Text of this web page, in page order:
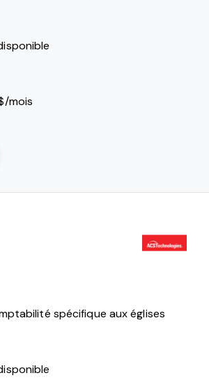
mois
spécifique aux églises